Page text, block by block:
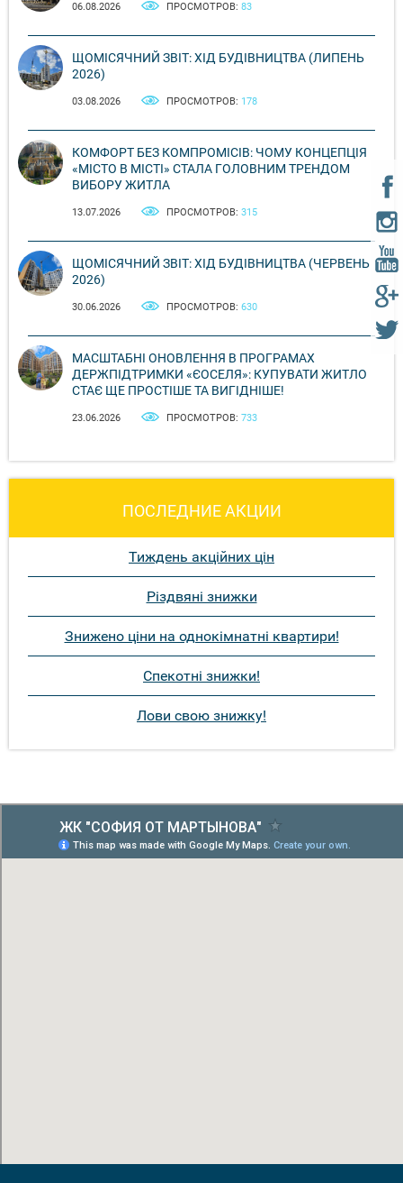
06.08.2026 ПРОСМОТРОВ: 83
ЩОМІСЯЧНИЙ ЗВІТ: ХІД БУДІВНИЦТВА (ЛИПЕНЬ
2026)
03.08.2026 ПРОСМОТРОВ: 178
КОМФОРТ БЕЗ КОМПРОМІСІВ: ЧОМУ КОНЦЕПЦІЯ
«МІСТО В МІСТІ» СТАЛА ГОЛОВНИМ ТРЕНДОМ
ВИБОРУ ЖИТЛА
13.07.2026 ПРОСМОТРОВ: 315
ЩОМІСЯЧНИЙ ЗВІТ: ХІД БУДІВНИЦТВА (ЧЕРВЕНЬ
2026)
30.06.2026 ПРОСМОТРОВ: 630
МАСШТАБНІ ОНОВЛЕННЯ В ПРОГРАМАХ
ДЕРЖПІДТРИМКИ «ЄОСЕЛЯ»: КУПУВАТИ ЖИТЛО
СТАЄ ЩЕ ПРОСТІШЕ ТА ВИГІДНІШЕ!
23.06.2026 ПРОСМОТРОВ: 733
ПОСЛЕДНИЕ АКЦИИ
Тиждень акційних цін
Різдвяні знижки
Знижено ціни на однокімнатні квартири!
Спекотні знижки!
Лови свою знижку!